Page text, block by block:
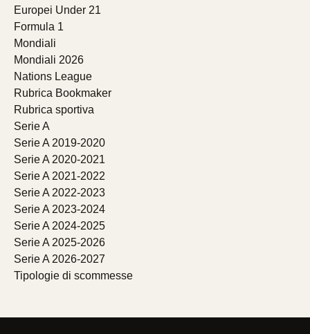
Europei Under 21
Formula 1
Mondiali
Mondiali 2026
Nations League
Rubrica Bookmaker
Rubrica sportiva
Serie A
Serie A 2019-2020
Serie A 2020-2021
Serie A 2021-2022
Serie A 2022-2023
Serie A 2023-2024
Serie A 2024-2025
Serie A 2025-2026
Serie A 2026-2027
Tipologie di scommesse